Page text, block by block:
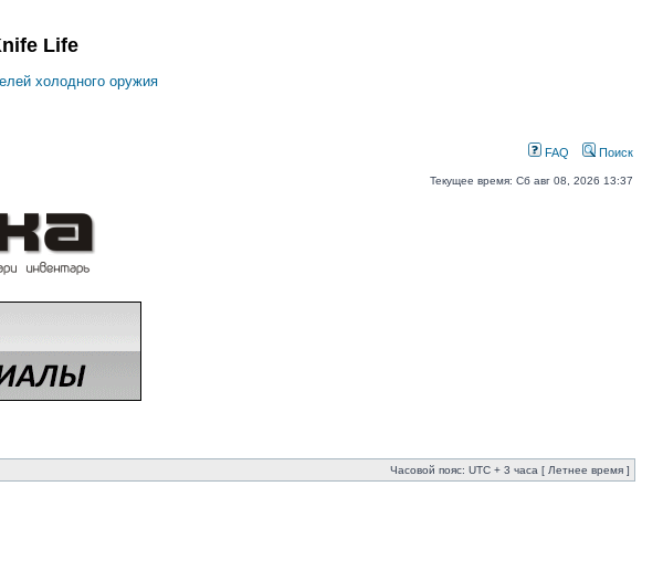
Life
холодного оружия
FAQ Поиск
Текущее время: Сб авг 08, 2026 13:37
Часовой пояс: UTC + 3 часа [ Летнее время ]